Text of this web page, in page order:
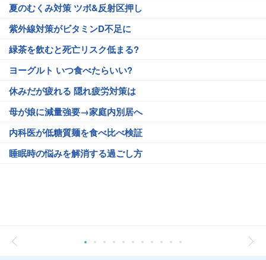
夏のむくみ対策 ツボ&反射区押し
紫外線対策がビタミンD不足に
緑茶を飲むと死亡リスク低まる?
ヨーグルト いつ食べたらいい?
休みだが疲れる 隠れ疲労対策は
母が娘に減量強要→家庭内別居へ
内科医が低糖質麺を食べ比べ検証
睡眠時の悩みを解消する過ごし方